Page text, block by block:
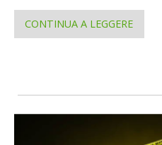
CONTINUA A LEGGERE